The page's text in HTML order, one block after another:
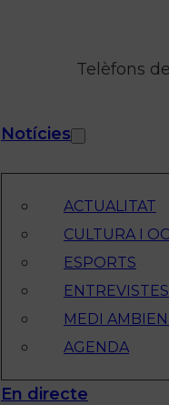
Telèfons
Notícies
ACTUALITAT
CULTURA I OCI
ESPORTS
ENTREVISTES
MEDI
AGENDA
En directe